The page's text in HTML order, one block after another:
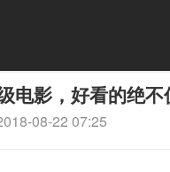
电影，好看的绝
08-22 07:25